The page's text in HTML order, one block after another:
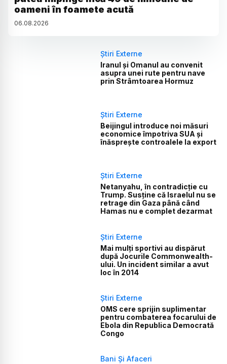
oameni în foamete acută
06.08.2026
Știri Externe
Iranul și Omanul au convenit
asupra unei rute pentru nave
prin Strâmtoarea Hormuz
Știri Externe
Beijingul introduce noi măsuri
economice împotriva SUA și
înăsprește controalele la export
Știri Externe
Netanyahu, în contradicție cu
Trump. Susține că Israelul nu se
retrage din Gaza până când
Hamas nu e complet dezarmat
Știri Externe
Mai mulți sportivi au dispărut
după Jocurile Commonwealth-
ului. Un incident similar a avut
loc în 2014
Știri Externe
OMS cere sprijin suplimentar
pentru combaterea focarului de
Ebola din Republica Democrată
Congo
Bani Și Afaceri